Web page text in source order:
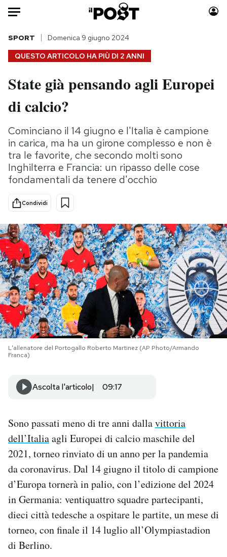
Auto
HOME
Italia
Politica
Tecnologia
Internet
Scienza
Cultura
Sport
Moda
Storie/Idee
Ok Boomer!
Media
Europa
PODCAST
NEWSLETTER
I MIEI PREFERITI
SHOP
CALENDARIO
Area Personale
Newsletter
Notifiche mobile
Hai bisogno di aiuto?
Esci
QUESTO ARTICOLO HA PIÙ DI 2 ANNI
SPORT Domenica 9 giugno 2024
State già pensando agli Europei
di calcio?
Cominciano il 14 giugno e l'Italia è campione
in carica, ma ha un girone complesso e non è
tra le favorite, che secondo molti sono
Inghilterra e Francia: un ripasso delle cose
fondamentali da tenere d'occhio
Condividi
L'allenatore del Portogallo Roberto Martinez (AP Photo/Armando
Franca)
Ascolta l'articolo 09:17
Sono passati meno di tre anni dallavittoria
dell’Italiaagli Europei di calcio maschile del
2021, torneo rinviato di un anno per la pandemia
da coronavirus. Dal 14 giugno il titolo di campione
d’Europa tornerà in palio, con l’edizione del 2024
in Germania: ventiquattro squadre partecipanti,
dieci città tedesche a ospitare le partite, un mese di
torneo, con finale il 14 luglio all’Olympiastadion
di Berlino.